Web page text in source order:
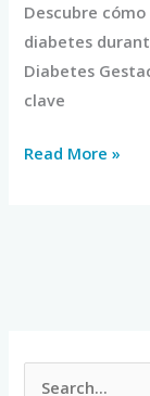
Descubre
diabetes
Diabetes
clave
Read More »